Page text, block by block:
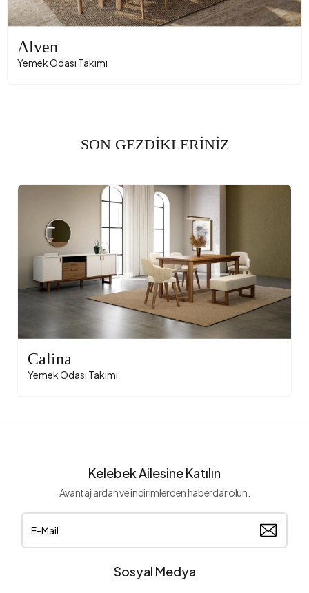
Alven
Yemek Odası Takımı
SON GEZDİKLERİNİZ
Calina
Yemek Odası Takımı
Kelebek Ailesine Katılın
Avantajlardan ve indirimlerden haberdar olun.
Sosyal Medya